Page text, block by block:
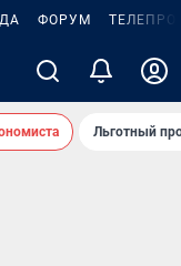
ФОРУМ
Льготный